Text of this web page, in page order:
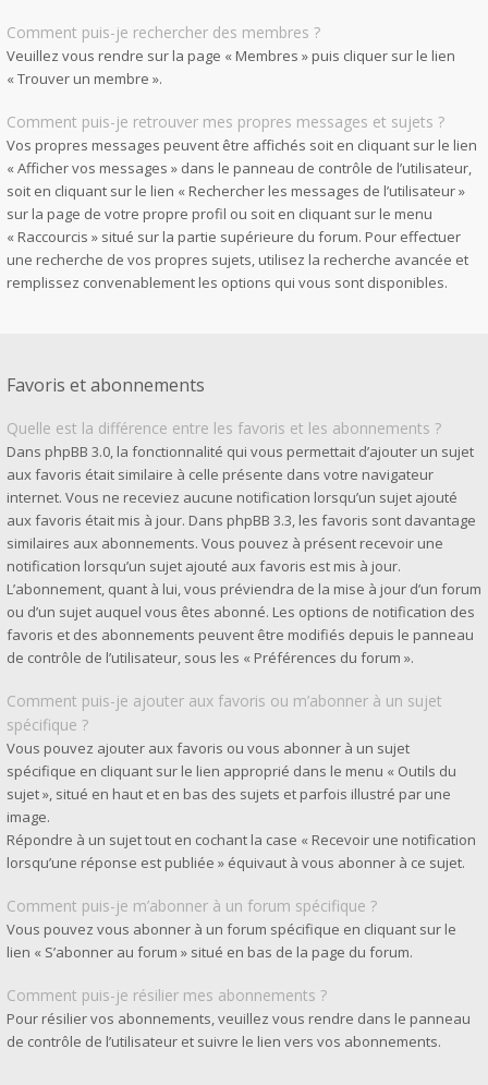
Comment puis-je rechercher des membres ?
Veuillez vous rendre sur la page « Membres » puis cliquer sur le lien
« Trouver un membre ».
Comment puis-je retrouver mes propres messages et sujets ?
Vos propres messages peuvent être affichés soit en cliquant sur le lien
« Afficher vos messages » dans le panneau de contrôle de l’utilisateur,
soit en cliquant sur le lien « Rechercher les messages de l’utilisateur »
sur la page de votre propre profil ou soit en cliquant sur le menu
« Raccourcis » situé sur la partie supérieure du forum. Pour effectuer
une recherche de vos propres sujets, utilisez la recherche avancée et
remplissez convenablement les options qui vous sont disponibles.
Favoris et abonnements
Quelle est la différence entre les favoris et les abonnements ?
Dans phpBB 3.0, la fonctionnalité qui vous permettait d’ajouter un sujet
aux favoris était similaire à celle présente dans votre navigateur
internet. Vous ne receviez aucune notification lorsqu’un sujet ajouté
aux favoris était mis à jour. Dans phpBB 3.3, les favoris sont davantage
similaires aux abonnements. Vous pouvez à présent recevoir une
notification lorsqu’un sujet ajouté aux favoris est mis à jour.
L’abonnement, quant à lui, vous préviendra de la mise à jour d’un forum
ou d’un sujet auquel vous êtes abonné. Les options de notification des
favoris et des abonnements peuvent être modifiés depuis le panneau
de contrôle de l’utilisateur, sous les « Préférences du forum ».
Comment puis-je ajouter aux favoris ou m’abonner à un sujet
spécifique ?
Vous pouvez ajouter aux favoris ou vous abonner à un sujet
spécifique en cliquant sur le lien approprié dans le menu « Outils du
sujet », situé en haut et en bas des sujets et parfois illustré par une
image.
Répondre à un sujet tout en cochant la case « Recevoir une notification
lorsqu’une réponse est publiée » équivaut à vous abonner à ce sujet.
Comment puis-je m’abonner à un forum spécifique ?
Vous pouvez vous abonner à un forum spécifique en cliquant sur le
lien « S’abonner au forum » situé en bas de la page du forum.
Comment puis-je résilier mes abonnements ?
Pour résilier vos abonnements, veuillez vous rendre dans le panneau
de contrôle de l’utilisateur et suivre le lien vers vos abonnements.